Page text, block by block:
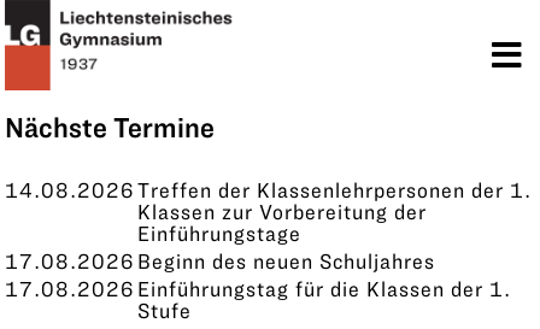
Nächste Termine
14.08.2026Treffen der Klassenlehrpersonen der 1.
Klassen zur Vorbereitung der
Einführungstage
17.08.2026 Beginn des neuen Schuljahres
17.08.2026 Einführungstag für die Klassen der 1.
Stufe
KONTAKT